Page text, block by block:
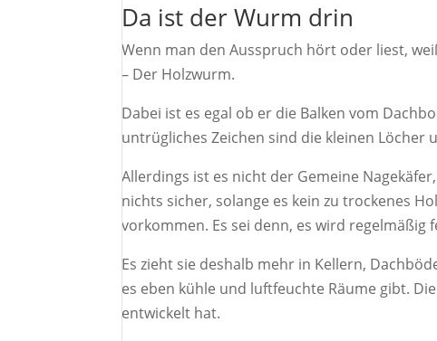
​Da ist der Wurm drin
Wenn man den Ausspruch hört oder liest,
– Der Holzwurm.
Dabei ist es egal ob er die Balken vom
untrügliches Zeichen sind die kleinen Löcher
Allerdings ist es nicht der Gemeine
nichts sicher, solange es kein zu trockenes
vorkommen. Es sei denn, es wird regelmäßig
Es zieht sie deshalb mehr in Kellern,
es eben kühle und luftfeuchte Räume gibt.
entwickelt hat.